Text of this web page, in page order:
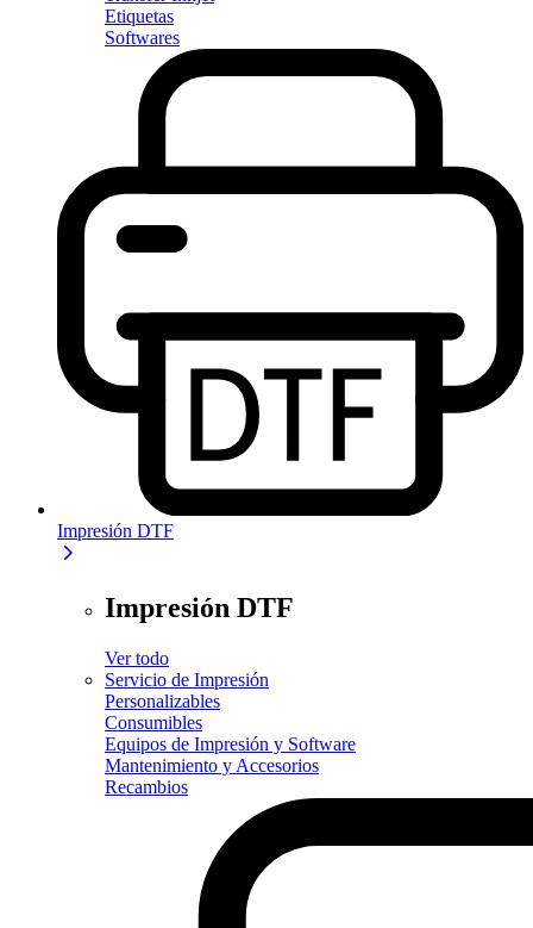
Etiquetas
Softwares
Impresión DTF
Impresión DTF
Ver todo
Servicio de Impresión
Personalizables
Consumibles
Equipos de Impresión y Software
Mantenimiento y Accesorios
Recambios